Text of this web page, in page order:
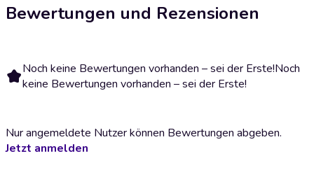
Bewertungen und Rezensionen
Noch keine Bewertungen vorhanden – sei der Erste!Noch
keine Bewertungen vorhanden – sei der Erste!
Nur angemeldete Nutzer können Bewertungen abgeben.
Jetzt anmelden